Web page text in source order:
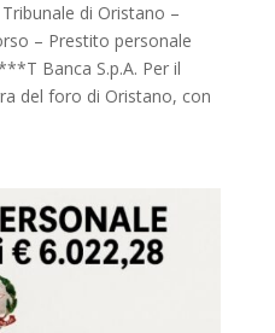
di Oristano –
– Prestito personale
Banca S.p.A. Per il
del foro di Oristano, con